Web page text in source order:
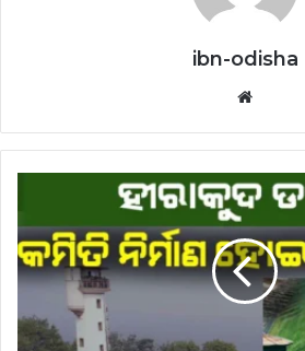
ibn-odisha
Website